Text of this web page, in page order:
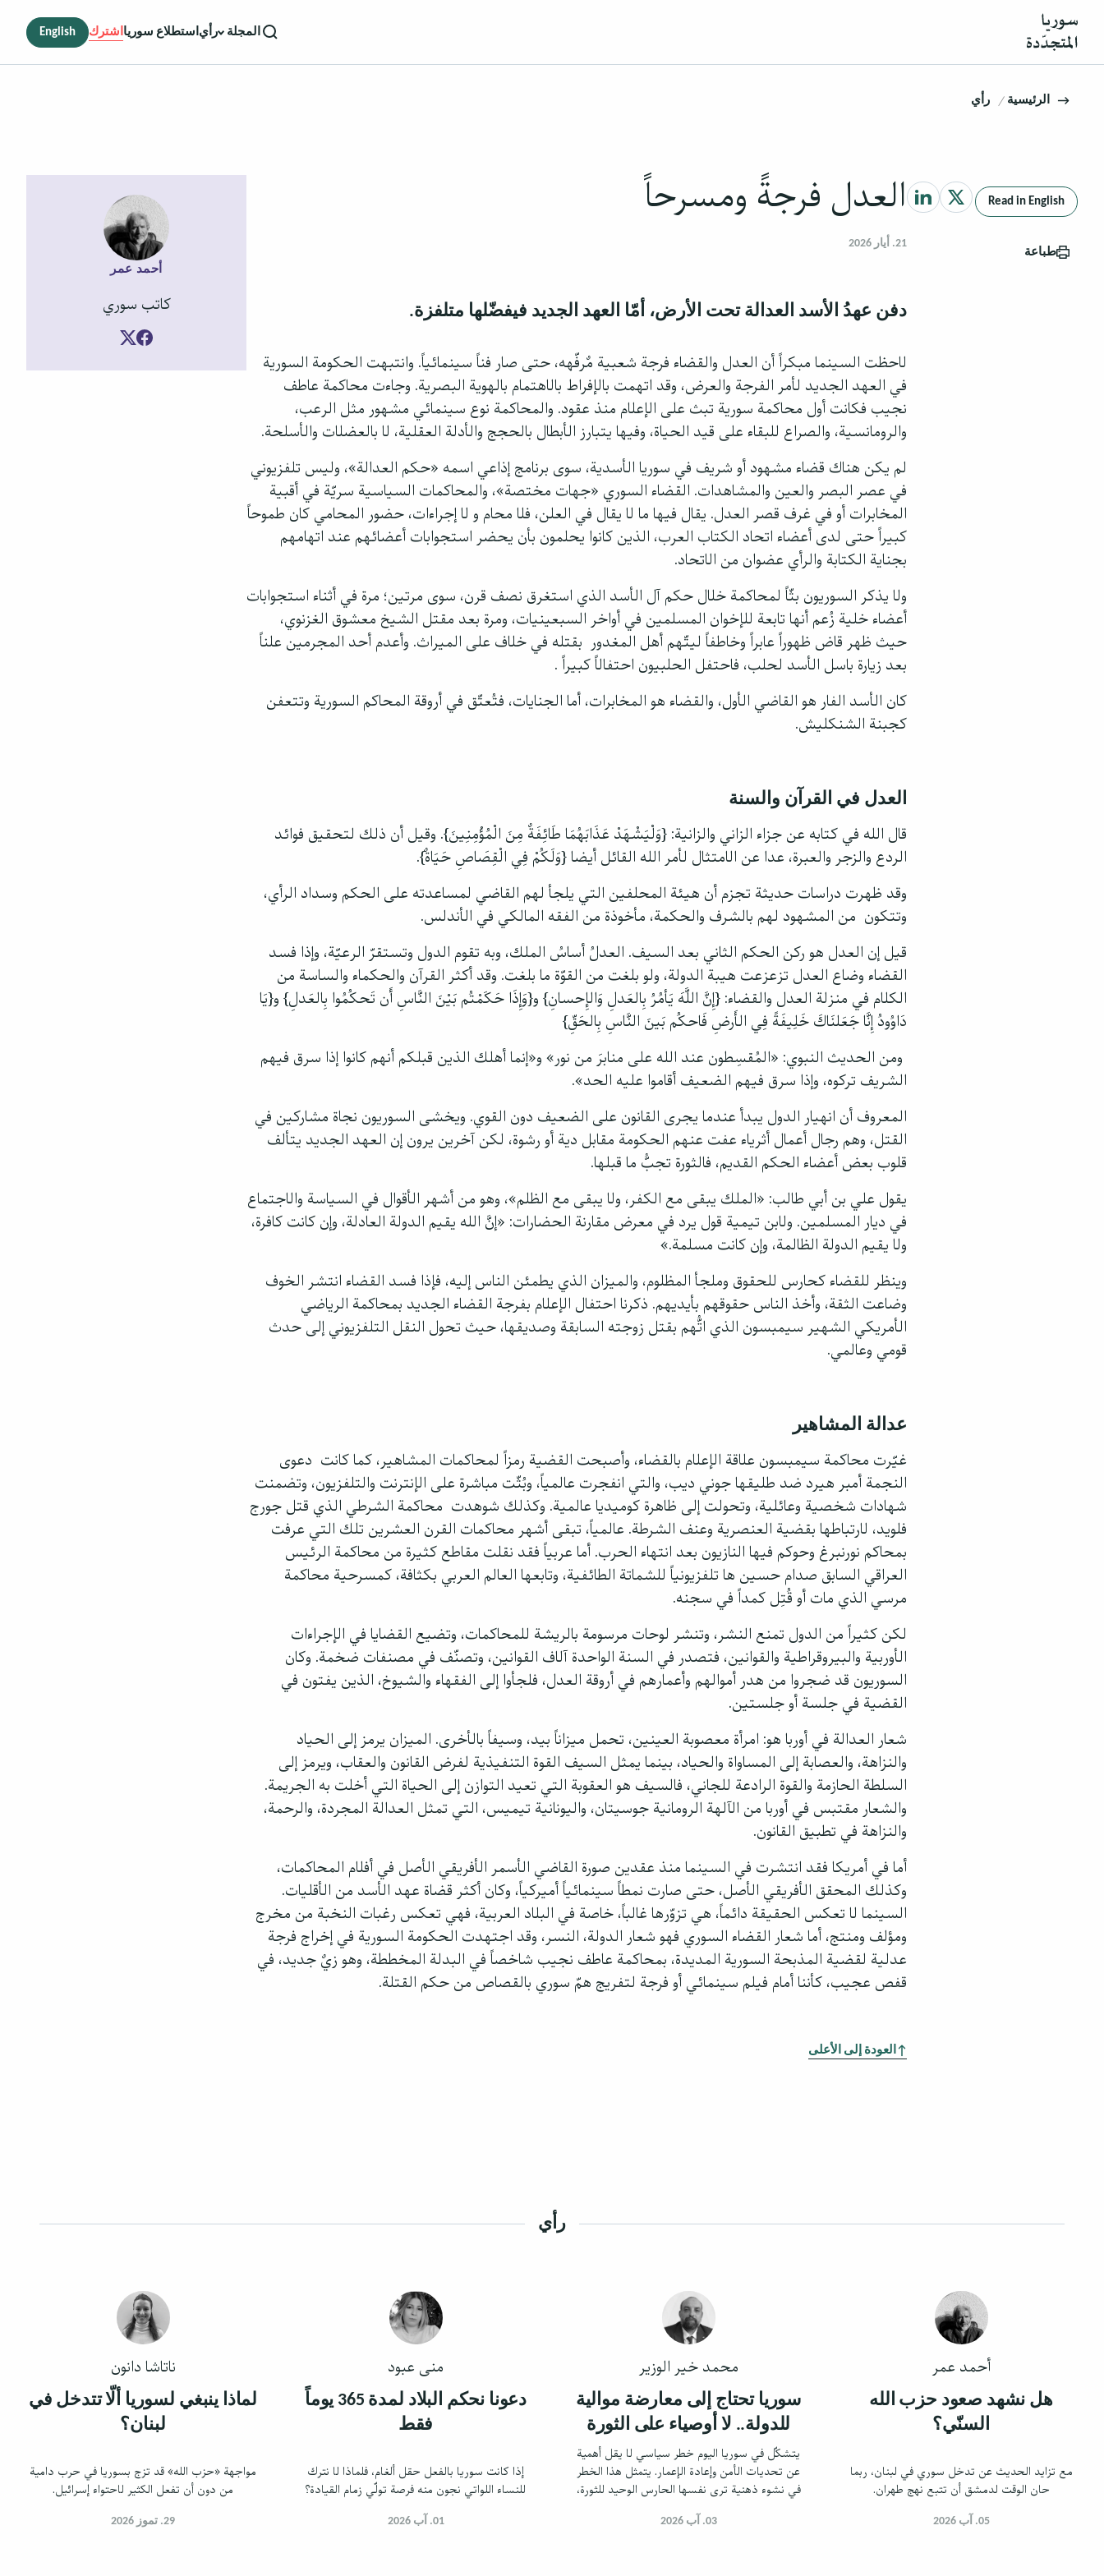
المجلة رأي استطلاع سوريا اشترك English
الرئيسية رأي
Read in English
طباعة
العدل فرجةً ومسرحاً
21. أيار 2026
دفن عهدُ الأسد العدالة تحت الأرض، أمّا العهد الجديد فيفضّلها متلفزة.
لاحظت السينما مبكراً أن العدل والقضاء فرجة شعبية مٌرفّهه، حتى صار فناً سينمائياً. وانتبهت الحكومة السورية
في العهد الجديد لأمر الفرجة والعرض، وقد اتهمت بالإفراط بالاهتمام بالهوية البصرية. وجاءت محاكمة عاطف
نجيب فكانت أول محاكمة سورية تبث على الإعلام منذ عقود. والمحاكمة نوع سينمائي مشهور مثل الرعب،
والرومانسية، والصراع للبقاء على قيد الحياة، وفيها يتبارز الأبطال بالحجج والأدلة العقلية، لا بالعضلات والأسلحة.
لم يكن هناك قضاء مشهود أو شريف في سوريا الأسدية، سوى برنامج إذاعي اسمه «حكم العدالة»، وليس تلفزيوني
في عصر البصر والعين والمشاهدات. القضاء السوري «جهات مختصة»، والمحاكمات السياسية سريّة في أقبية
المخابرات أو في غرف قصر العدل. يقال فيها ما لا يقال في العلن، فلا محام و لا إجراءات، حضور المحامي كان طموحاً
كبيراً حتى لدى أعضاء اتحاد الكتاب العرب، الذين كانوا يحلمون بأن يحضر استجوابات أعضائهم عند اتهامهم
بجناية الكتابة والرأي عضوان من الاتحاد.
ولا يذكر السوريون بثّاً لمحاكمة خلال حكم آل الأسد الذي استغرق نصف قرن، سوى مرتين؛ مرة في أثناء استجوابات
أعضاء خلية زُعم أنها تابعة للإخوان المسلمين في أواخر السبعينيات، ومرة بعد مقتل الشيخ معشوق الغزنوي،
حيث ظهر قاض ظهوراً عابراً وخاطفاً ليتّهم أهل المغدور بقتله في خلاف على الميراث. وأعدم أحد المجرمين علناً
بعد زيارة باسل الأسد لحلب، فاحتفل الحلبيون احتفالاً كبيراً .
كان الأسد الفار هو القاضي الأول، والقضاء هو المخابرات، أما الجنايات، فتُعتّق في أروقة المحاكم السورية وتتعفن
كجبنة الشنكليش.
العدل في القرآن والسنة
قال الله في كتابه عن جزاء الزاني والزانية: {وَلْيَشْهَدْ عَذَابَهُمَا طَائِفَةٌ مِنَ الْمُؤْمِنِينَ}. وقيل أن ذلك لتحقيق فوائد
الردع والزجر والعبرة، عدا عن الامتثال لأمر الله القائل أيضا {وَلَكُمْ فِي الْقِصَاصِ حَيَاةٌ}.
وقد ظهرت دراسات حديثة تجزم أن هيئة المحلفين التي يلجأ لهم القاضي لمساعدته على الحكم وسداد الرأي،
وتتكون من المشهود لهم بالشرف والحكمة، مأخوذة من الفقه المالكي في الأندلس.
قيل إن العدل هو ركن الحكم الثاني بعد السيف. العدلُ أساسُ الملك، وبه تقوم الدول وتستقرّ الرعيّة، وإذا فسد
القضاء وضاع العدل تزعزعت هيبة الدولة، ولو بلغت من القوّة ما بلغت. وقد أكثر القرآن والحكماء والساسة من
الكلام في منزلة العدل والقضاء: {إِنَّ اللَّهَ يَأمُرُ بِالعَدلِ وَالإِحسانِ} و{وَإِذَا حَكَمْتُم بَيْنَ النَّاسِ أَن تَحكُمُوا بِالعَدلِ} و{يَا
دَاوُودُ إِنَّا جَعَلنَاكَ خَلِيفَةً فِي الأَرضِ فَاحكُم بَينَ النَّاسِ بِالحَقِّ}
ومن الحديث النبوي: «المُقسِطون عند الله على منابرَ من نور» و«إنما أهلك الذين قبلكم أنهم كانوا إذا سرق فيهم
الشريف تركوه، وإذا سرق فيهم الضعيف أقاموا عليه الحد».
المعروف أن انهيار الدول يبدأ عندما يجرى القانون على الضعيف دون القوي. ويخشى السوريون نجاة مشاركين في
القتل، وهم رجال أعمال أثرياء عفت عنهم الحكومة مقابل دية أو رشوة، لكن آخرين يرون إن العهد الجديد يتألف
قلوب بعض أعضاء الحكم القديم، فالثورة تجبُّ ما قبلها.
يقول علي بن أبي طالب: «الملك يبقى مع الكفر، ولا يبقى مع الظلم»، وهو من أشهر الأقوال في السياسة والاجتماع
في ديار المسلمين. ولابن تيمية قول يرد في معرض مقارنة الحضارات: «إنَّ الله يقيم الدولة العادلة، وإن كانت كافرة،
ولا يقيم الدولة الظالمة، وإن كانت مسلمة.»
وينظر للقضاء كحارس للحقوق وملجأ المظلوم، والميزان الذي يطمئن الناس إليه، فإذا فسد القضاء انتشر الخوف
وضاعت الثقة، وأخذ الناس حقوقهم بأيديهم. ذكرنا احتفال الإعلام بفرجة القضاء الجديد بمحاكمة الرياضي
الأمريكي الشهير سيمبسون الذي اتُّهم بقتل زوجته السابقة وصديقها، حيث تحول النقل التلفزيوني إلى حدث
قومي وعالمي.
عدالة المشاهير
غيّرت محاكمة سيمبسون علاقة الإعلام بالقضاء، وأصبحت القضية رمزاً لمحاكمات المشاهير، كما كانت دعوى
النجمة أمبر هيرد ضد طليقها جوني ديب، والتي انفجرت عالمياً، وبُثّت مباشرة على الإنترنت والتلفزيون، وتضمنت
شهادات شخصية وعائلية، وتحولت إلى ظاهرة كوميديا عالمية. وكذلك شوهدت محاكمة الشرطي الذي قتل جورج
فلويد، لارتباطها بقضية العنصرية وعنف الشرطة. عالمياً، تبقى أشهر محاكمات القرن العشرين تلك التي عرفت
بمحاكم نورنبرغ وحوكم فيها النازيون بعد انتهاء الحرب. أما عربياً فقد نقلت مقاطع كثيرة من محاكمة الرئيس
العراقي السابق صدام حسين ها تلفزيونياً للشماتة الطائفية، وتابعها العالم العربي بكثافة، كمسرحية محاكمة
مرسي الذي مات أو قُتِل كمداً في سجنه.
لكن كثيراً من الدول تمنع النشر، وتنشر لوحات مرسومة بالريشة للمحاكمات، وتضيع القضايا في الإجراءات
الأوربية والبيروقراطية والقوانين، فتصدر في السنة الواحدة آلاف القوانين، وتصنّف في مصنفات ضخمة. وكان
السوريون قد ضجروا من هدر أموالهم وأعمارهم في أروقة العدل، فلجأوا إلى الفقهاء والشيوخ، الذين يفتون في
القضية في جلسة أو جلستين.
شعار العدالة في أوربا هو: امرأة معصوبة العينين، تحمل ميزاناً بيد، وسيفاً بالأخرى. الميزان يرمز إلى الحياد
والنزاهة، والعصابة إلى المساواة والحياد، بينما يمثل السيف القوة التنفيذية لفرض القانون والعقاب، ويرمز إلى
السلطة الحازمة والقوة الرادعة للجاني، فالسيف هو العقوبة التي تعيد التوازن إلى الحياة التي أخلت به الجريمة.
والشعار مقتبس في أوربا من الآلهة الرومانية جوسيتان، واليونانية تيميس، التي تمثل العدالة المجردة، والرحمة،
والنزاهة في تطبيق القانون.
أما في أمريكا فقد انتشرت في السينما منذ عقدين صورة القاضي الأسمر الأفريقي الأصل في أفلام المحاكمات،
وكذلك المحقق الأفريقي الأصل، حتى صارت نمطاً سينمائياً أميركياً، وكان أكثر قضاة عهد الأسد من الأقليات.
السينما لا تعكس الحقيقة دائماً، هي تزوّرها غالباً، خاصة في البلاد العربية، فهي تعكس رغبات النخبة من مخرج
ومؤلف ومنتج، أما شعار القضاء السوري فهو شعار الدولة، النسر، وقد اجتهدت الحكومة السورية في إخراج فرجة
عدلية لقضية المذبحة السورية المديدة، بمحاكمة عاطف نجيب شاخصاً في البدلة المخططة، وهو زيٌ جديد، في
قفص عجيب، كأننا أمام فيلم سينمائي أو فرجة لتفريج همّ سوري بالقصاص من حكم القتلة.
العودة إلى الأعلى
أحمد عمر
كاتب سوري
رأي
أحمد عمر
هل نشهد صعود حزب الله
السنّي؟
مع تزايد الحديث عن تدخل سوري في لبنان، ربما
حان الوقت لدمشق أن تتبع نهج طهران.
05. آب 2026
محمد خير الوزير
سوريا تحتاج إلى معارضة موالية
للدولة.. لا أوصياء على الثورة
يتشكّل في سوريا اليوم خطر سياسي لا يقل أهمية
عن تحديات الأمن وإعادة الإعمار. يتمثل هذا الخطر
في نشوء ذهنية ترى نفسها الحارس الوحيد للثورة،
مسارها.03. آب 2026
منى عبود
دعونا نحكم البلاد لمدة 365 يوماً
فقط
إذا كانت سوريا بالفعل حقل ألغام، فلماذا لا نترك
للنساء اللواتي نجون منه فرصة تولّي زمام القيادة؟
01. آب 2026
ناتاشا دانون
لماذا ينبغي لسوريا ألّا تتدخل في
لبنان؟
مواجهة «حزب الله» قد تزج بسوريا في حرب دامية
من دون أن تفعل الكثير لاحتواء إسرائيل.
29. تموز 2026